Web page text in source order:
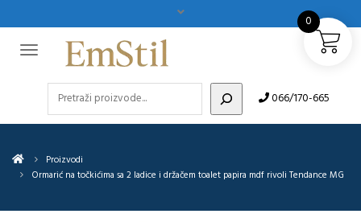
066/170-665
Proizvodi
Ormarić na točkićima sa 2 ladice i držačem toalet papira mdf rivoli Tendance MG
0